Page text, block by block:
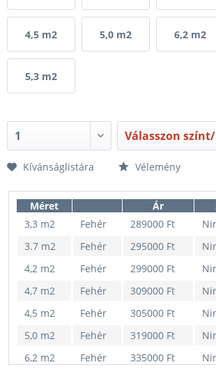
4,5 m2 5,0 m2 6,2 m2
5,3 m2
Válasszon
Kívánságlistára Vélemény
Méret Ár
3,3 m2
Fehér 289000 Ft
3.7 m2
Fehér 295000 Ft
4,2 m2
Fehér 299000 Ft
4,7 m2
Fehér 309000 Ft
4,5 m2
Fehér 305000 Ft
5,0 m2
Fehér 319000 Ft
6,2 m2
Fehér 335000 Ft